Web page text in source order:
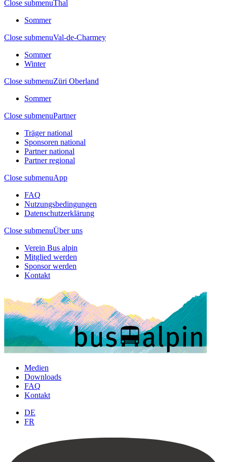
Close submenuThal
Sommer
Close submenuVal-de-Charmey
Sommer
Winter
Close submenuZüri Oberland
Sommer
Close submenuPartner
Träger national
Sponsoren national
Partner national
Partner regional
Close submenuApp
FAQ
Nutzungsbedingungen
Datenschutzerklärung
Close submenuÜber uns
Verein Bus alpin
Mitglied werden
Sponsor werden
Kontakt
Medien
Downloads
FAQ
Kontakt
DE
FR